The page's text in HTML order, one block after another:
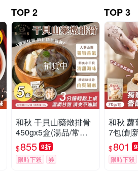
TOP 2
補貨中
和秋 干貝山藥燉排骨
450gx5盒(湯品/常溫
調理包/加熱即食)
$855 9折
限時下殺 券
TOP 3
和秋 蘿
7包(創
感/港
傳統風
購)
$801
限時下殺